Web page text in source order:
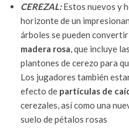
CEREZAL:Estos nuevos y
horizonte de un
árboles se pueden convertir
madera rosa, que incluye
plantones de cerezo para
Los jugadores también
efecto de partículas de
cerezales, así como una
suelo de pétalos rosas